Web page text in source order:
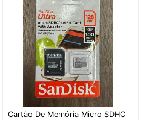
Cartão De Memória Micro SDHC